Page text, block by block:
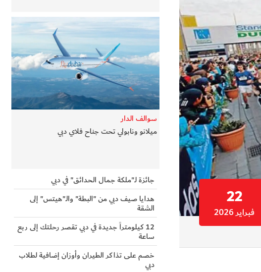
22
فبراير 2026
سوالف الدار
ميلانو ونابولي تحت جناح فلاي دبي
جائزة لـ"ملكة جمال الحدائق" في دبي
هدايا صيف دبي من "البطة" والـ"هيتس" إلى
الشقة
12 كيلومتراً جديدة في دبي تقصر رحلتك إلى ربع
ساعة
خصم على تذاكر الطيران وأوزان إضافية لطلاب
دبي